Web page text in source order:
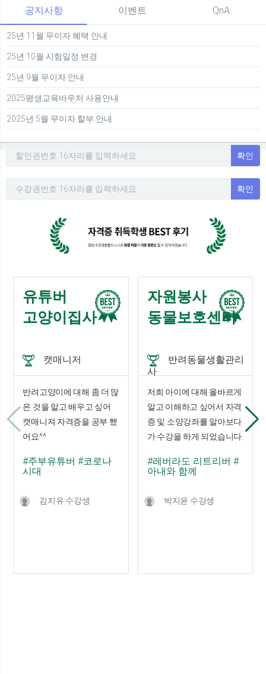
공지사항 이벤트 QnA
25년 11월 무이자 혜택 안내
25년 10월 시험일정 변경
25년 9월 무이자 안내
2025평생교육바우처 사용안내
2025년 5월 무이자 할부 안내
확인
확인
유튜버
고양이집사
캣매니저
반려고양이에 대해 좀 더 많
은 것을 알고 배우고 싶어
캣매니져 자격증을 공부 했
어요^^
#주부유튜버 #코로나
시대
김지유 수강생
자원봉사
동물보호센터
반려동물생활관리
사
저희 아이에 대해 올바르게
알고 이해하고 싶어서 자격
증 및 소양강좌를 알아보다
가 수강을 하게 되었습니다.
#레버라도 리트리버 #
아내와 함께
박지윤 수강생